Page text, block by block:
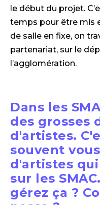
le début du projet.
temps pour être mis
de salle en fixe, on
partenariat, sur le
l’agglomération.
Dans les
des grosses
d'artistes.
souvent
d'artistes
sur les
gérez ça ?